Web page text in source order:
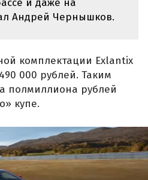
и даже на
Андрей Чернышков.
комплектации Exlantix
000 рублей. Таким
полмиллиона рублей
купе.